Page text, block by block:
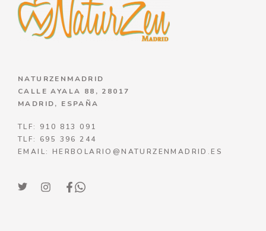
NATURZENMADRID
CALLE AYALA 88, 28017
MADRID, ESPAÑA
TLF: 910 813 091
TLF: 695 396 244
EMAIL: HERBOLARIO@NATURZENMADRID.ES